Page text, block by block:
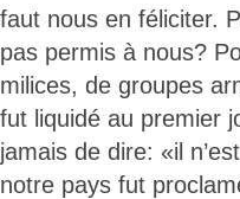
faut nous en féliciter.
pas permis à nous?
milices, de groupes
fut liquidé au premier
jamais de dire: «il
notre pays fut